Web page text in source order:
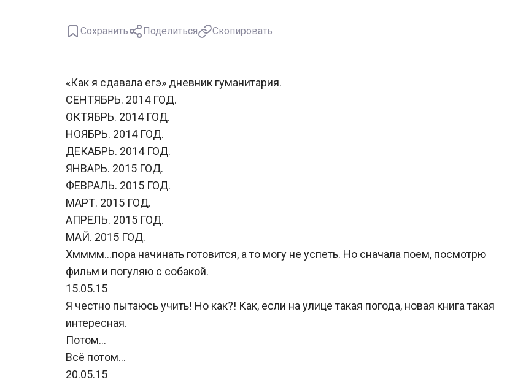
Сохранить Поделиться Скопировать
«Как я сдавала егэ» дневник гуманитария.
СЕНТЯБРЬ. 2014 ГОД.
ОКТЯБРЬ. 2014 ГОД.
НОЯБРЬ. 2014 ГОД.
ДЕКАБРЬ. 2014 ГОД.
ЯНВАРЬ. 2015 ГОД.
ФЕВРАЛЬ. 2015 ГОД.
МАРТ. 2015 ГОД.
АПРЕЛЬ. 2015 ГОД.
МАЙ. 2015 ГОД.
Хмммм…пора начинать готовится, а то могу не успеть. Но сначала поем, посмотрю
фильм и погуляю с собакой.
15.05.15
Я честно пытаюсь учить! Но как?! Как, если на улице такая погода, новая книга такая
интересная.
Потом…
Всё потом…
20.05.15